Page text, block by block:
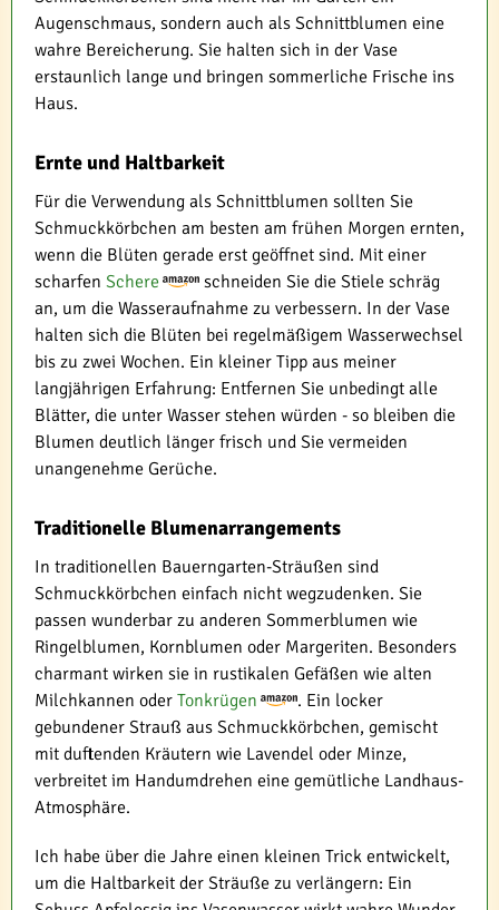
Augenschmaus, sondern auch als Schnittblumen eine
wahre Bereicherung. Sie halten sich in der Vase
erstaunlich lange und bringen sommerliche Frische ins
Haus.
Ernte und Haltbarkeit
Für die Verwendung als Schnittblumen sollten Sie
Schmuckkörbchen am besten am frühen Morgen ernten,
wenn die Blüten gerade erst geöffnet sind. Mit einer
scharfen Schere
schneiden Sie die Stiele schräg
an, um die Wasseraufnahme zu verbessern. In der Vase
halten sich die Blüten bei regelmäßigem Wasserwechsel
bis zu zwei Wochen. Ein kleiner Tipp aus meiner
langjährigen Erfahrung: Entfernen Sie unbedingt alle
Blätter, die unter Wasser stehen würden - so bleiben die
Blumen deutlich länger frisch und Sie vermeiden
unangenehme Gerüche.
Traditionelle Blumenarrangements
In traditionellen Bauerngarten-Sträußen sind
Schmuckkörbchen einfach nicht wegzudenken. Sie
passen wunderbar zu anderen Sommerblumen wie
Ringelblumen, Kornblumen oder Margeriten. Besonders
charmant wirken sie in rustikalen Gefäßen wie alten
Milchkannen oder Tonkrügen
. Ein locker
gebundener Strauß aus Schmuckkörbchen, gemischt
mit duftenden Kräutern wie Lavendel oder Minze,
verbreitet im Handumdrehen eine gemütliche Landhaus-
Atmosphäre.
Ich habe über die Jahre einen kleinen Trick entwickelt,
um die Haltbarkeit der Sträuße zu verlängern: Ein